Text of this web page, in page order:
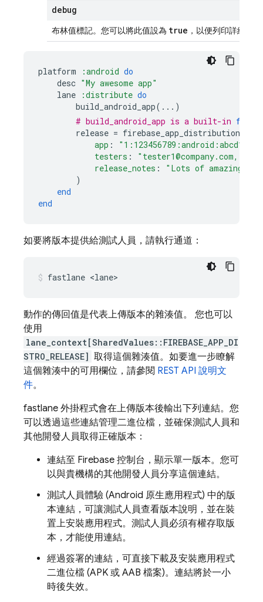
debug
布林值標記。您可以將此值設為 true ，以便列印詳細的
platform :android do
desc "My awesome app"
lane
:distribute do
build_android_app( ... )
# build_android_app is a built-in
release = firebase_app_distribution
app : "1:123456789:android:abcd1234"
testers :
"tester1@company.com,
release_notes :
"Lots of amazing
)
end
end
如要將版本提供給測試人員，請執行通道：
fastlane <lane>
動作的傳回值是代表上傳版本的雜湊值。 您也可以
使用
lane_context[SharedValues::FIREBASE_APP_DI
STRO_RELEASE] 取得這個雜湊值。如要進一步瞭解
這個雜湊中的可用欄位，請參閱 REST API 說明文
件。
fastlane 外掛程式會在上傳版本後輸出下列連結。您
可以透過這些連結管理二進位檔，並確保測試人員和
其他開發人員取得正確版本：
連結至 Firebase 控制台，顯示單一版本。您可
以與貴機構的其他開發人員分享這個連結。
測試人員體驗 (Android 原生應用程式) 中的版
本連結，可讓測試人員查看版本說明，並在裝
置上安裝應用程式。測試人員必須有權存取版
本，才能使用連結。
經過簽署的連結，可直接下載及安裝應用程式
二進位檔 (APK 或 AAB 檔案)。連結將於一小
時後失效。